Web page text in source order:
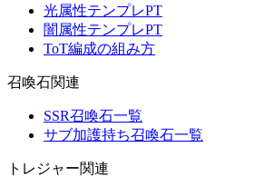
光属性テンプレPT
闇属性テンプレPT
ToT編成の組み方
召喚石関連
SSR召喚石一覧
サブ加護持ち召喚石一覧
トレジャー関連